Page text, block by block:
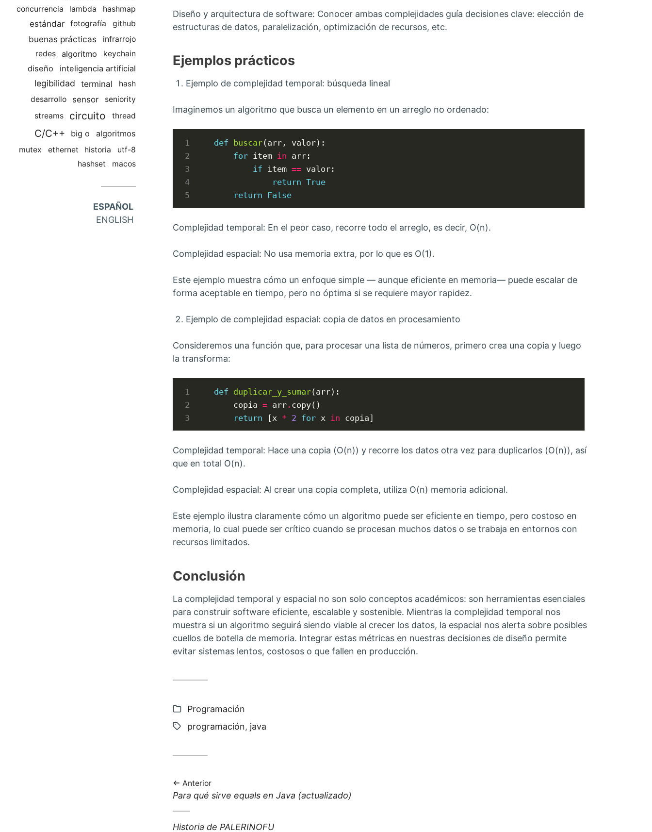
concurrencia lambda hashmap
estándar fotografía github
buenas prácticas
infrarrojo
redes
algoritmo keychain
diseño inteligencia artificial
legibilidad terminal
hash
desarrollo
sensor
seniority
streams
circuito thread
C/C++ big o algoritmos
mutex ethernet historia
utf-8
hashset
macos
ESPAÑOL
ENGLISH
Diseño y arquitectura de software: Conocer ambas complejidades guía decisiones clave: elección de
estructuras de datos, paralelización, optimización de recursos, etc.
Ejemplos prácticos
Ejemplo de complejidad temporal: búsqueda lineal
Imaginemos un algoritmo que busca un elemento en un arreglo no ordenado:
4
def buscar(arr, valor):
for item in arr:
if item == valor:
return True
return
False
Complejidad temporal: En el peor caso, recorre todo el arreglo, es decir, O(n).
Complejidad espacial: No usa memoria extra, por lo que es O(1).
Este ejemplo muestra cómo un enfoque simple — aunque eficiente en memoria— puede escalar de
forma aceptable en tiempo, pero no óptima si se requiere mayor rapidez.
Ejemplo de complejidad espacial: copia de datos en procesamiento
Consideremos una función que, para procesar una lista de números, primero crea una copia y luego
la transforma:
def duplicar_y_sumar(arr):
    copia
= arr . copy()
return [x * 2 for x in copia]
Complejidad temporal: Hace una copia (O(n)) y recorre los datos otra vez para duplicarlos (O(n)), así
que en total O(n).
Complejidad espacial: Al crear una copia completa, utiliza O(n) memoria adicional.
Este ejemplo ilustra claramente cómo un algoritmo puede ser eficiente en tiempo, pero costoso en
memoria, lo cual puede ser crítico cuando se procesan muchos datos o se trabaja en entornos con
recursos limitados.
Conclusión
La complejidad temporal y espacial no son solo conceptos académicos: son herramientas esenciales
para construir software eficiente, escalable y sostenible. Mientras la complejidad temporal nos
muestra si un algoritmo seguirá siendo viable al crecer los datos, la espacial nos alerta sobre posibles
cuellos de botella de memoria. Integrar estas métricas en nuestras decisiones de diseño permite
evitar sistemas lentos, costosos o que fallen en producción.
Categorías:
Programación
Etiquetas:
programación, java
Anterior
Anterior
Para qué sirve equals en Java (actualizado)
Siguiente
Historia de PALERINOFU